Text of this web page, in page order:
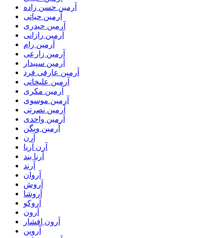
آرمین حسن زاده
آرمین حیاتی
آرمین حیدری
آرمین رازانی
آرمین رام
آرمین زارعی
آرمین سپیدار
آرمین عارفی فرد
آرمین علیخانی
آرمین مکری
آرمین موسوی
آرمین نصرتی
آرمین واحدی
آرمین ویگن
آرن
آرن آریا
آرنا بند
آرند
آروان
آروش
آروشا
آروکو
آرون
آرون افشار
آروین